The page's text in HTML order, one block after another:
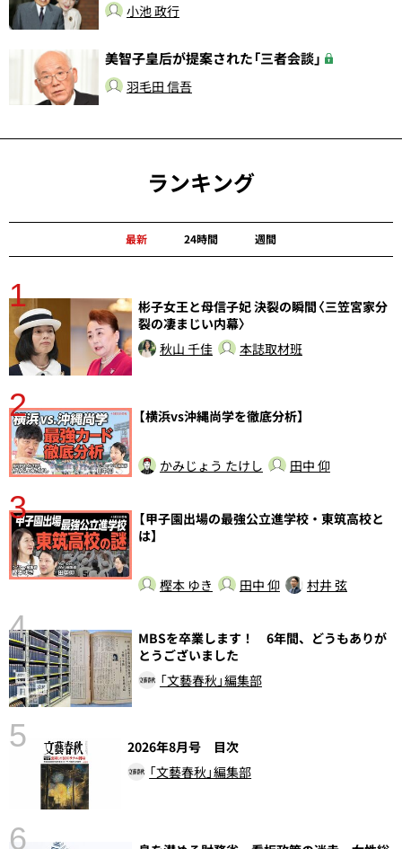
小池 政行
美智子皇后が提案された「三者会談」
羽毛田 信吾
ランキング
最新 24時間 週間
1
彬子女王と母信子妃 決裂の瞬間〈三笠宮家分
裂の凄まじい内幕〉
秋山 千佳
本誌取材班
2 【横浜vs沖縄尚学を徹底分析】
かみじょう たけし 田中 仰
3
【甲子園出場の最強公立進学校・東筑高校と
は】
樫本 ゆき 田中 仰 村井 弦
4
MBSを卒業します！ 6年間、どうもありが
とうございました
「文藝春秋」編集部
5
2026年8月号 目次
「文藝春秋」編集部
6